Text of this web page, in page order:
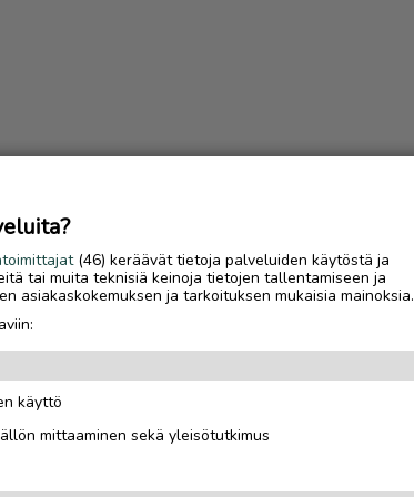
Luetuimmat
talvisesonki oli yrittäjäparille
(46) keräävät tietoja palveluiden käytöstä ja
tai muita teknisiä keinoja tietojen tallentamiseen ja
asiakaskokemuksen ja tarkoituksen mukaisia mainoksia.
käyttö
mittaaminen sekä yleisötutkimus